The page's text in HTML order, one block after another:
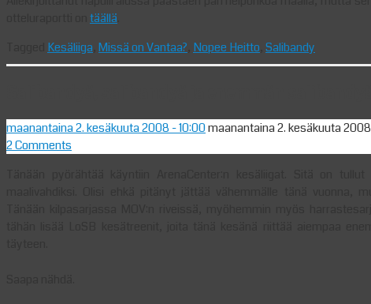
täällä
Kesäliiga Missä on Vantaa? Nopee Heitto Salibandy
maanantaina 2. kesäkuuta 2008 - 10:00maanantaina 2. kesäkuuta 2008
2 Comments